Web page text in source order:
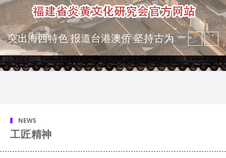
突出海西特色 报道台港澳侨 坚持古为
今用 力求雅俗共赏
弘扬优秀文化 振奋民族精神 介绍民族
NEWS
工匠精神